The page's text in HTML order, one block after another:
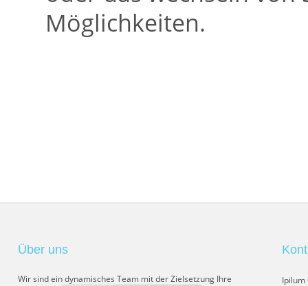
Möglichkeiten.
Über uns
Wir sind ein dynamisches Team mit der Zielsetzung Ihre
Ipilum